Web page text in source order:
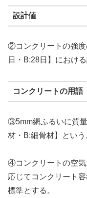
設計値
②コンクリートの強度
日・B:28日】におけ
コンクリートの用語
③5mm網ふるいに質
材・B:細骨材】という
④コンクリートの空気
応じてコンクリート
標準とする。